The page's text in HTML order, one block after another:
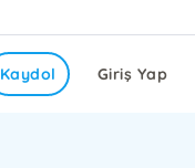
Giriş Yap
Kaydol